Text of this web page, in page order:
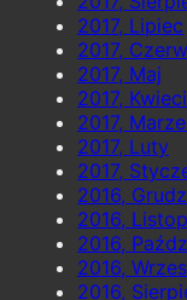
2017, Lipiec
2017,
2017, Maj
2017,
2017,
2017, Luty
2017,
2016,
2016,
2016,
2016,
2016,